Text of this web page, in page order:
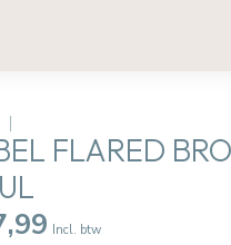
FLARED
Incl. btw